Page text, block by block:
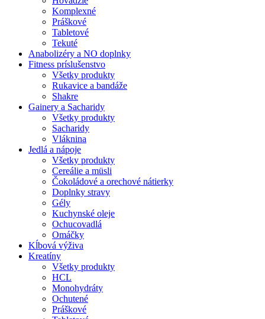
Komplexné
Práškové
Tabletové
Tekuté
Anabolizéry a NO doplnky
Fitness príslušenstvo
Všetky produkty
Rukavice a bandáže
Shakre
Gainery a Sacharidy
Všetky produkty
Sacharidy
Vláknina
Jedlá a nápoje
Všetky produkty
Cereálie a müsli
Čokoládové a orechové nátierky
Doplnky stravy
Gély
Kuchynské oleje
Ochucovadlá
Omáčky
Kĺbová výživa
Kreatíny
Všetky produkty
HCL
Monohydráty
Ochutené
Práškové